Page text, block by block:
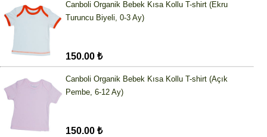
Canboli Organik Bebek Kısa Kollu T-shirt (Ekru
Turuncu Biyeli, 0-3 Ay)
150.00 ₺
Canboli Organik Bebek Kısa Kollu T-shirt (Açık
Pembe, 6-12 Ay)
150.00 ₺